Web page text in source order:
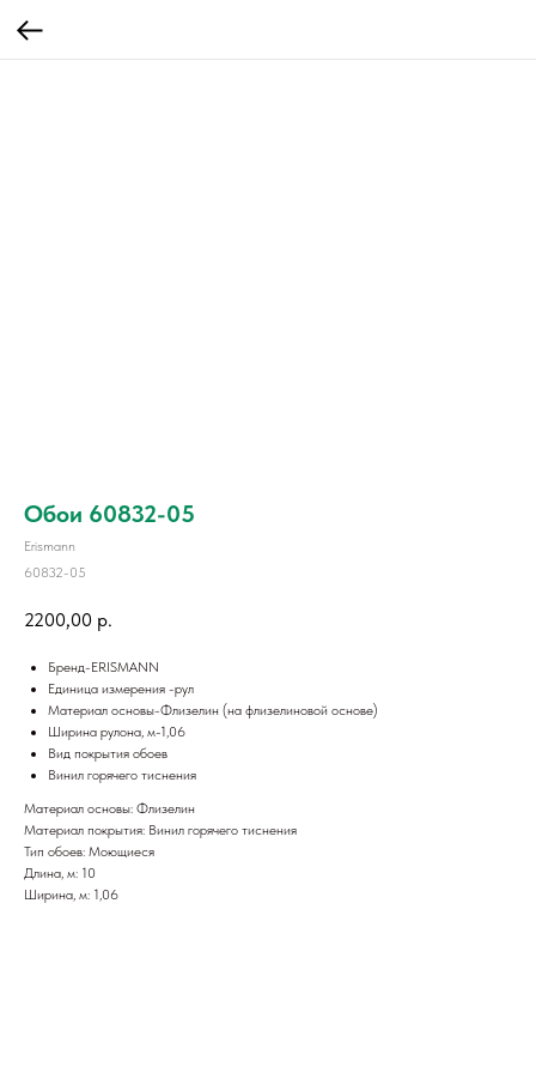
Обои 60832-05
Erismann
60832-05
2200,00 р.
Бренд-ERISMANN
Единица измерения -рул
Материал основы-Флизелин (на флизелиновой основе)
Ширина рулона, м-1,06
Вид покрытия обоев
Винил горячего тиснения
Материал основы: Флизелин
Материал покрытия: Винил горячего тиснения
Тип обоев: Моющиеся
Длина, м: 10
Ширина, м: 1,06